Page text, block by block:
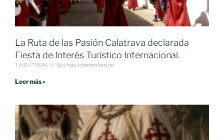
La Ruta de las Pasión Calatrava declarada
Fiesta de Interés Turístico Internacional.
17/07/2026 No hay comentarios
Leer más »